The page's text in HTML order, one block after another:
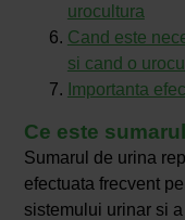
urocultura
Cand este
si cand o
Importanta
Ce este
Sumarul de urina
efectuata frecvent
sistemului urinar si